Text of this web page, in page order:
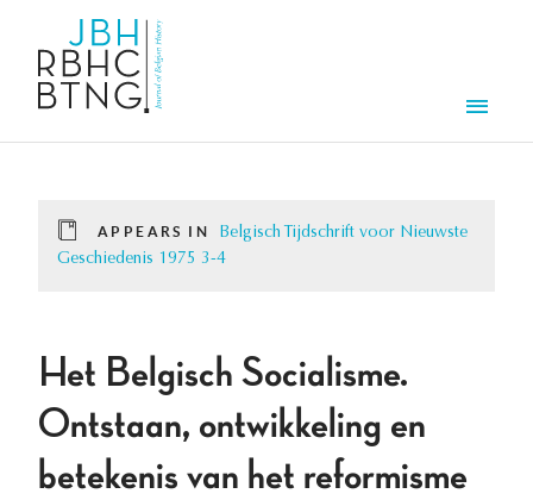
APPEARS IN
Belgisch Tijdschrift voor Nieuwste
Geschiedenis 1975 3-4
Het Belgisch Socialisme.
Ontstaan, ontwikkeling en
betekenis van het reformisme